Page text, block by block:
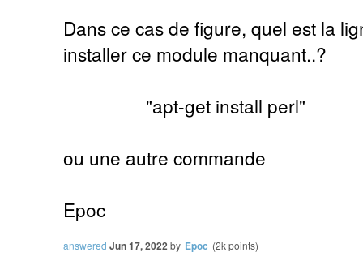
Dans ce cas de figure, quel est la
installer ce module manquant..?
"apt-get install perl"
ou une autre commande
Epoc
answered Jun 17, 2022 by Epoc (2kpoints)